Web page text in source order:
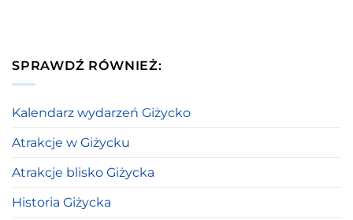
SPRAWDŹ RÓWNIEŻ:
Kalendarz wydarzeń Giżycko
Atrakcje w Giżycku
Atrakcje blisko Giżycka
Historia Giżycka